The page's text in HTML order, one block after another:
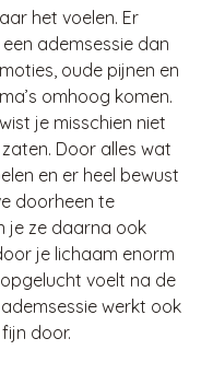
het voelen. Er
ademsessie dan
oude pijnen en
omhoog komen.
je misschien niet
Door alles wat
en er heel bewust
doorheen te
je ze daarna ook
je lichaam enorm
voelt na de
ademsessie werkt ook
door.